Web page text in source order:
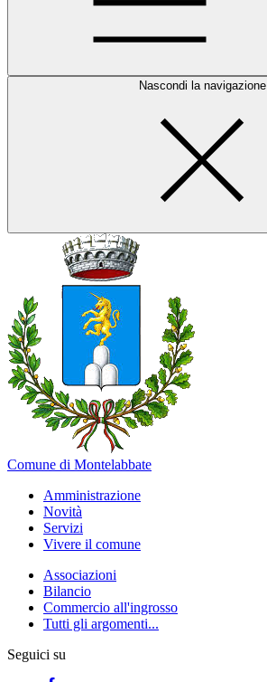
Nascondi la navigazione
Comune di Montelabbate
Amministrazione
Novità
Servizi
Vivere il comune
Associazioni
Bilancio
Commercio all'ingrosso
Tutti gli argomenti...
Seguici su